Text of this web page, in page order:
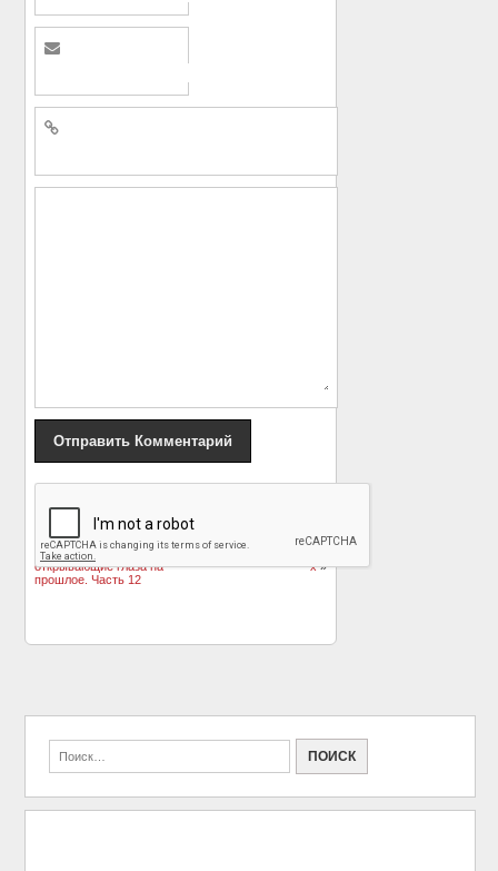
Исторические кадры
и архивные снимки
знаменитостей,
открывающие глаза на
прошлое. Часть 12
фотозарисовки из
Москвы конца 1960-
х»